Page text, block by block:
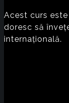
Acest curs
doresc să
internațională.